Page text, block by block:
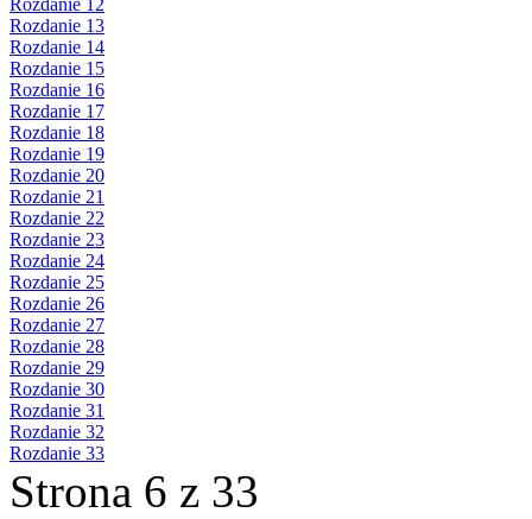
Rozdanie 12
Rozdanie 13
Rozdanie 14
Rozdanie 15
Rozdanie 16
Rozdanie 17
Rozdanie 18
Rozdanie 19
Rozdanie 20
Rozdanie 21
Rozdanie 22
Rozdanie 23
Rozdanie 24
Rozdanie 25
Rozdanie 26
Rozdanie 27
Rozdanie 28
Rozdanie 29
Rozdanie 30
Rozdanie 31
Rozdanie 32
Rozdanie 33
Strona 6 z 33